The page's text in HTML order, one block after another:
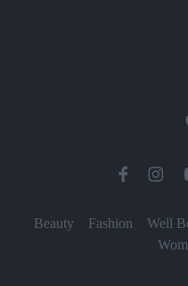
Beauty Fashion Well